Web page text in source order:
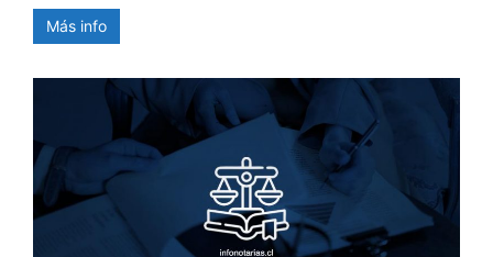
Más info